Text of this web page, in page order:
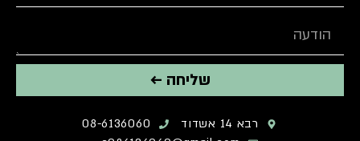
שליחה ←
רבא 14 אשדוד
08-6136060